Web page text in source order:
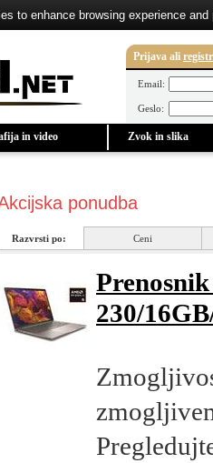
Prijava ali
Email:
Geslo:
in video Zvok in slika
ponudba
Razvrsti po: Ceni
230/
to enhance browsing experience